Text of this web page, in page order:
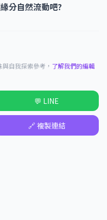
分自然流動吧?
自我探索參考， 了解我們的編輯
💬 LINE
🔗 複製連結